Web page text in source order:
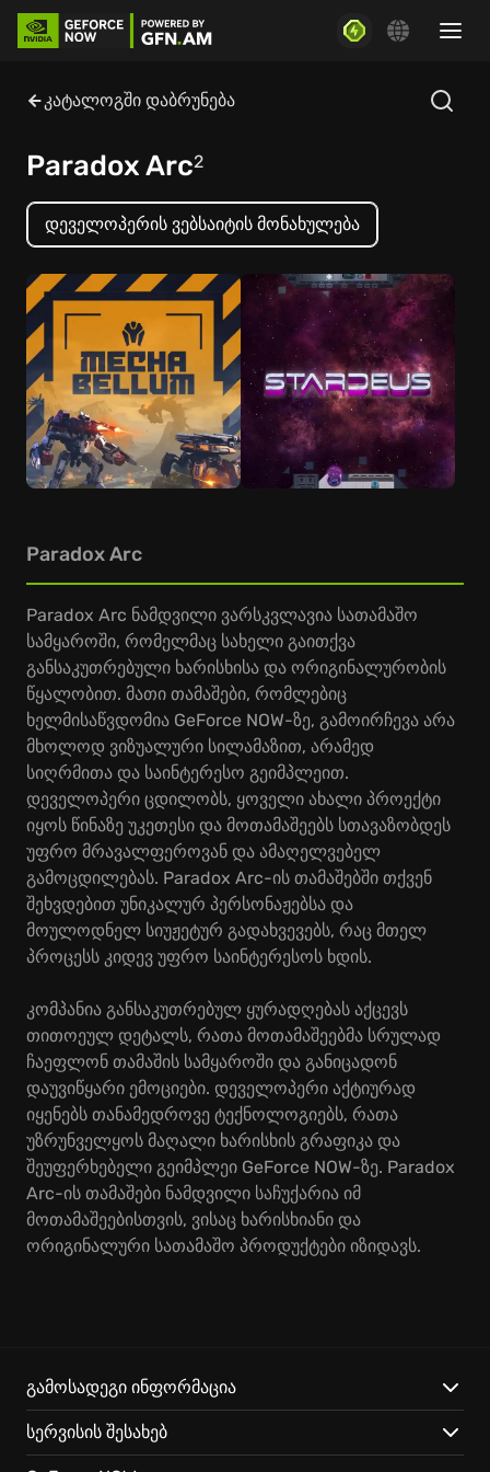
კატალოგში დაბრუნება
Paradox Arc2
დეველოპერის ვებსაიტის მონახულება
Paradox Arc
Paradox Arc ნამდვილი ვარსკვლავია სათამაშო
სამყაროში, რომელმაც სახელი გაითქვა
განსაკუთრებული ხარისხისა და ორიგინალურობის
წყალობით. მათი თამაშები, რომლებიც
ხელმისაწვდომია GeForce NOW-ზე, გამოირჩევა არა
მხოლოდ ვიზუალური სილამაზით, არამედ
სიღრმითა და საინტერესო გეიმპლეით.
დეველოპერი ცდილობს, ყოველი ახალი პროექტი
იყოს წინაზე უკეთესი და მოთამაშეებს სთავაზობდეს
უფრო მრავალფეროვან და ამაღელვებელ
გამოცდილებას. Paradox Arc-ის თამაშებში თქვენ
შეხვდებით უნიკალურ პერსონაჟებსა და
მოულოდნელ სიუჟეტურ გადახვევებს, რაც მთელ
პროცესს კიდევ უფრო საინტერესოს ხდის.
კომპანია განსაკუთრებულ ყურადღებას აქცევს
თითოეულ დეტალს, რათა მოთამაშეებმა სრულად
ჩაეფლონ თამაშის სამყაროში და განიცადონ
დაუვიწყარი ემოციები. დეველოპერი აქტიურად
იყენებს თანამედროვე ტექნოლოგიებს, რათა
უზრუნველყოს მაღალი ხარისხის გრაფიკა და
შეუფერხებელი გეიმპლეი GeForce NOW-ზე. Paradox
Arc-ის თამაშები ნამდვილი საჩუქარია იმ
მოთამაშეებისთვის, ვისაც ხარისხიანი და
ორიგინალური სათამაშო პროდუქტები იზიდავს.
გამოსადეგი ინფორმაცია
სერვისის შესახებ